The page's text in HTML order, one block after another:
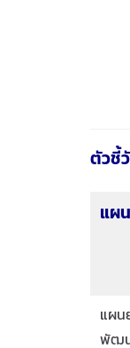
ตัวชี้
แผ
แผน
พัฒน